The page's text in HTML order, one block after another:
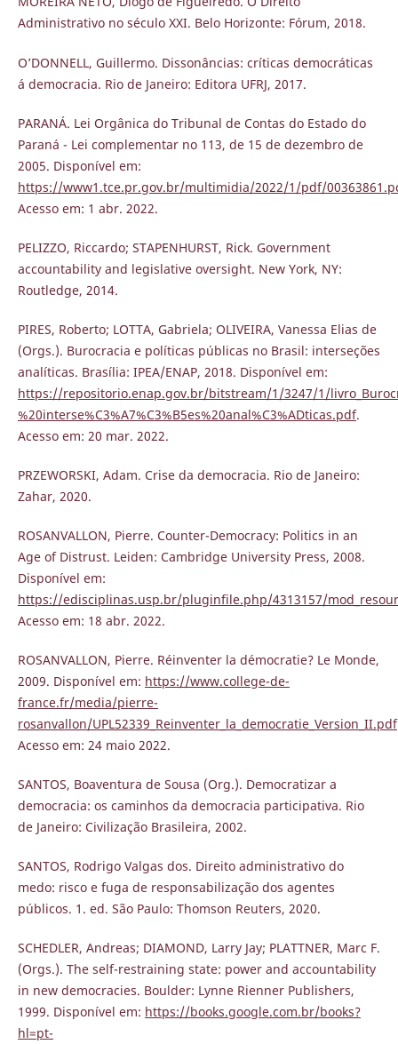
Administrativo no século XXI. Belo Horizonte: Fórum, 2018.
O’DONNELL, Guillermo. Dissonâncias: críticas democráticas
á democracia. Rio de Janeiro: Editora UFRJ, 2017.
PARANÁ. Lei Orgânica do Tribunal de Contas do Estado do
Paraná - Lei complementar no 113, de 15 de dezembro de
2005. Disponível em:
https://www1.tce.pr.gov.br/multimidia/2022/1/pdf/
Acesso em: 1 abr. 2022.
PELIZZO, Riccardo; STAPENHURST, Rick. Government
accountability and legislative oversight. New York, NY:
Routledge, 2014.
PIRES, Roberto; LOTTA, Gabriela; OLIVEIRA, Vanessa Elias de
(Orgs.). Burocracia e políticas públicas no Brasil: interseções
analíticas. Brasília: IPEA/ENAP, 2018. Disponível em:
https://repositorio.enap.gov.br/bitstream/1/3247/1/
%20interse%C3%A7%C3%B5es%20anal%C3%ADticas.pdf.
Acesso em: 20 mar. 2022.
PRZEWORSKI, Adam. Crise da democracia. Rio de Janeiro:
Zahar, 2020.
ROSANVALLON, Pierre. Counter-Democracy: Politics in an
Age of Distrust. Leiden: Cambridge University Press, 2008.
Disponível em:
https://edisciplinas.usp.br/pluginfile.php/4313157/
Acesso em: 18 abr. 2022.
ROSANVALLON, Pierre. Réinventer la démocratie? Le Monde,
2009. Disponível em: https://www.college-de-
france.fr/media/pierre-
rosanvallon/UPL52339_Reinventer_la_democratie_Version_II.pdf
Acesso em: 24 maio 2022.
SANTOS, Boaventura de Sousa (Org.). Democratizar a
democracia: os caminhos da democracia participativa. Rio
de Janeiro: Civilização Brasileira, 2002.
SANTOS, Rodrigo Valgas dos. Direito administrativo do
medo: risco e fuga de responsabilização dos agentes
públicos. 1. ed. São Paulo: Thomson Reuters, 2020.
SCHEDLER, Andreas; DIAMOND, Larry Jay; PLATTNER, Marc F.
(Orgs.). The self-restraining state: power and accountability
in new democracies. Boulder: Lynne Rienner Publishers,
1999. Disponível em: https://books.google.com.br/books?
hl=pt-